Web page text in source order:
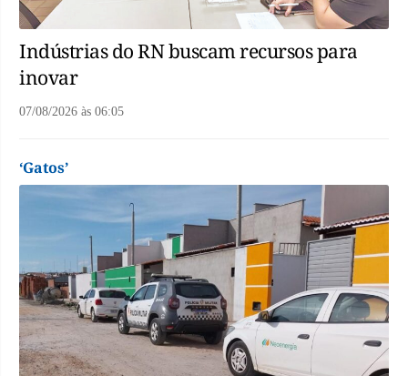
Indústrias do RN buscam recursos para
inovar
07/08/2026 às 06:05
‘Gatos’